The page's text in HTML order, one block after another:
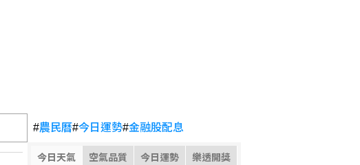
#農民曆#今日運勢#金融股配息
今日天氣 空氣品質 今日運勢 樂透開獎